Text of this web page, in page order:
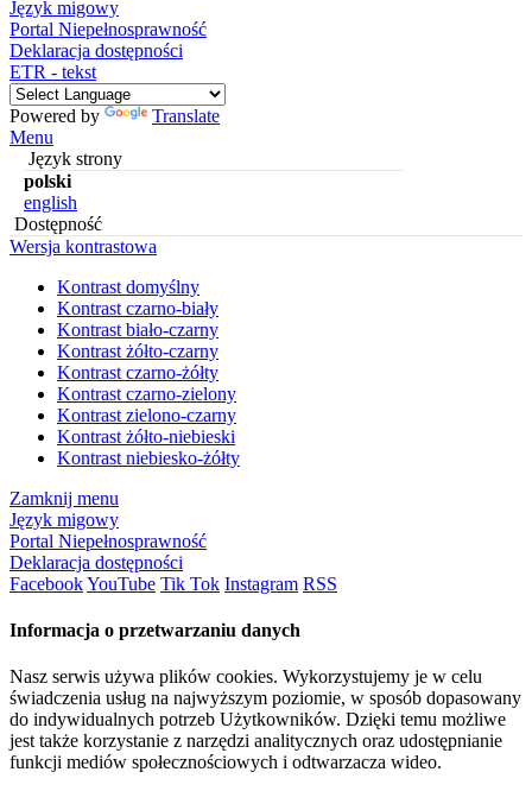
Język migowy
Portal Niepełnosprawność
Deklaracja dostępności
ETR - tekst
Powered by
Translate
Menu
Język strony
polski
english
Dostępność
Wersja kontrastowa
Kontrast domyślny
Kontrast czarno-biały
Kontrast biało-czarny
Kontrast żółto-czarny
Kontrast czarno-żółty
Kontrast czarno-zielony
Kontrast zielono-czarny
Kontrast żółto-niebieski
Kontrast niebiesko-żółty
Zamknij menu
Język migowy
Portal Niepełnosprawność
Deklaracja dostępności
FacebookYouTube Tik Tok Instagram RSS
Informacja o przetwarzaniu danych
Nasz serwis używa plików cookies. Wykorzystujemy je w celu
świadczenia usług na najwyższym poziomie, w sposób dopasowany
do indywidualnych potrzeb Użytkowników. Dzięki temu możliwe
jest także korzystanie z narzędzi analitycznych oraz udostępnianie
funkcji mediów społecznościowych i odtwarzacza wideo.